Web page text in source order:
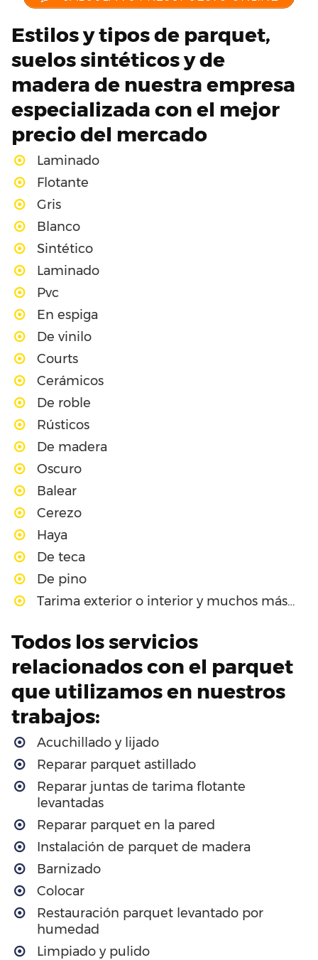
Estilos y tipos de parquet,
suelos sintéticos y de
madera de nuestra empresa
especializada con el mejor
precio del mercado
Laminado
Flotante
Gris
Blanco
Sintético
Laminado
Pvc
En espiga
De vinilo
Courts
Cerámicos
De roble
Rústicos
De madera
Oscuro
Balear
Cerezo
Haya
De teca
De pino
Tarima exterior o interior y muchos más…
Todos los servicios
relacionados con el parquet
que utilizamos en nuestros
trabajos:
Acuchillado y lijado
Reparar parquet astillado
Reparar juntas de tarima flotante
levantadas
Reparar parquet en la pared
Instalación de parquet de madera
Barnizado
Colocar
Restauración parquet levantado por
humedad
Limpiado y pulido